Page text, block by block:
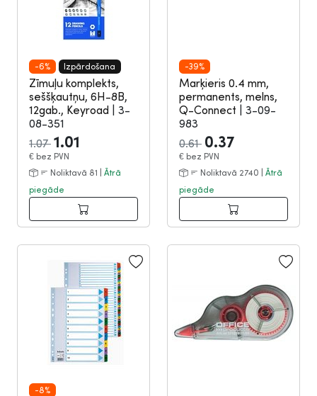
-6% Izpārdošana
Zīmuļu komplekts,
seššķautņu, 6H-8B,
12gab., Keyroad
3-
08-351
1.07 1.01
€ bez PVN
Noliktavā 81 | Ātrā
piegāde
-39%
Marķieris 0.4 mm,
permanents, melns,
Q-Connect
3-09-
983
0.61 0.37
€ bez PVN
Noliktavā 2740 | Ātrā
piegāde
-8%